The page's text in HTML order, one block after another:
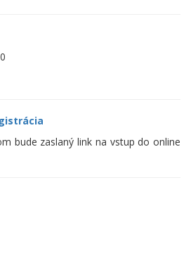
bude zaslaný link na vstup do online